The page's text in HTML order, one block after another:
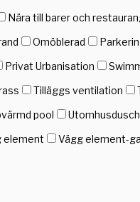
Nära till barer och
Omöblerad
Privat Urbanisation
Tilläggs ventilation
pool
Utomhusdusch
element
Vägg element-